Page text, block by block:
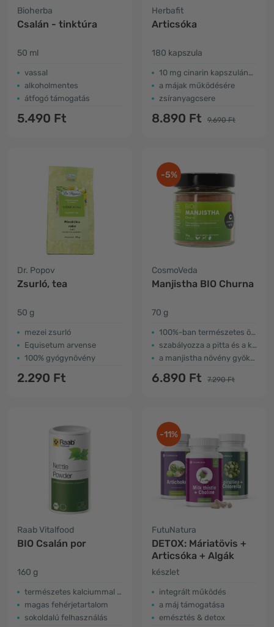
Bioherba
Csalán - tinktúra
50 ml
vassal
alkoholmentes
átfogó támogatás
5.490 Ft
Herbafit
Articsóka
180 kapszula
10 mg cinarin kapszulánként
a májak működésére
zsíranyagcsere
8.890 Ft 9.690 Ft
Dr. Popov
Zsurló, tea
50 g
mezei zsurló
Equisetum arvense
100% gyógynövény
2.290 Ft
-5%
CosmoVeda
Manjistha BIO Churna
70 g
100%-ban természetes összetevők
szabályozza a pitta és a kapha dósát
a manjistha növény gyökeréből
6.890 Ft 7.290 Ft
Raab Vitalfood
BIO Csalán por
160 g
természetes kalciummal és káliummal
magas fehérjetartalom
sokoldalú felhasználás
-11%
FutuNatura
DETOX: Máriatövis +
Articsóka + Algák
készlet
integrált működés
a máj támogatása
emésztés & detox